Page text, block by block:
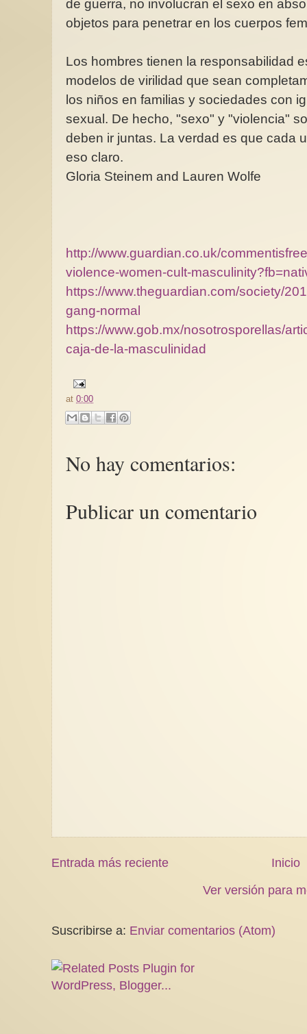
de guerra, no involucran el sexo en
objetos para penetrar en los cuerpos
Los hombres tienen la responsabilidad
modelos de virilidad que sean
los niños en familias y sociedades con
sexual. De hecho, "sexo" y "violencia"
deben ir juntas. La verdad es que cada
eso claro.
Gloria Steinem and Lauren Wolfe
http://www.guardian.co.uk/
violence-women-cult-
https://www.theguardian.com/society/
gang-normal
https://www.gob.mx/nosotrosporellas/
caja-de-la-masculinidad
at 0:00
No hay comentarios:
Publicar un comentario
Entrada más reciente
Inicio
Ver versión para
Suscribirse a: Enviar comentarios (Atom)